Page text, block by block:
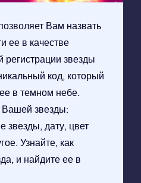
Вам назвать
ее в качестве
регистрации звезды
код, который
в темном небе.
Вашей звезды:
звезды, дату, цвет
Узнайте, как
и найдите ее в